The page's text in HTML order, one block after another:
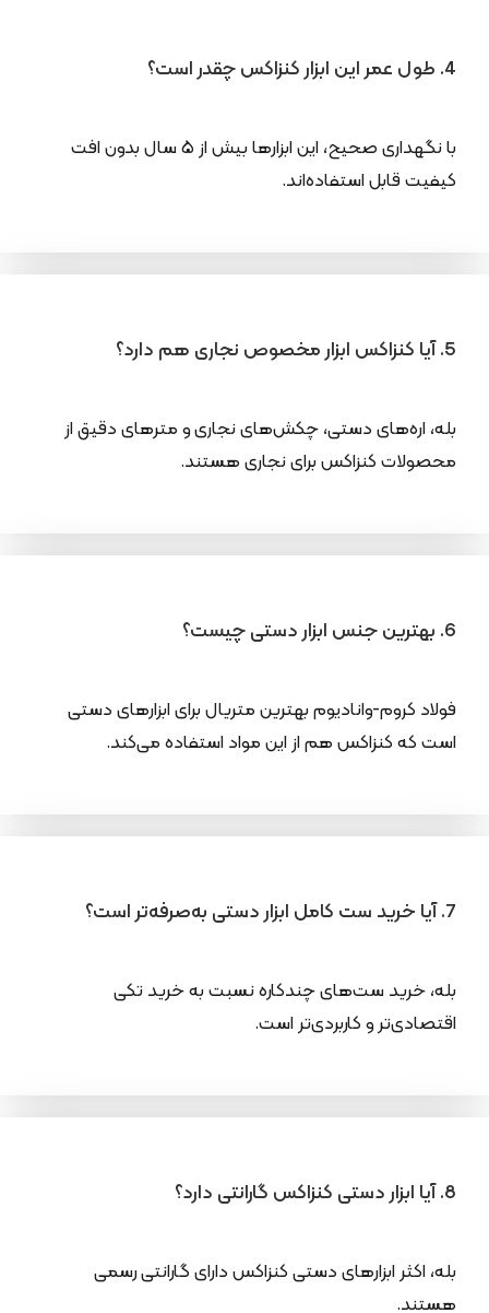
4. طول عمر این ابزار کنزاکس چقدر است؟
با نگهداری صحیح، این ابزارها بیش از ۵ سال بدون افت
کیفیت قابل استفاده‌اند.
5. آیا کنزاکس ابزار مخصوص نجاری هم دارد؟
بله، اره‌های دستی، چکش‌های نجاری و مترهای دقیق از
محصولات کنزاکس برای نجاری هستند.
6. بهترین جنس ابزار دستی چیست؟
فولاد کروم-وانادیوم بهترین متریال برای ابزارهای دستی
است که کنزاکس هم از این مواد استفاده می‌کند.
7. آیا خرید ست کامل ابزار دستی به‌صرفه‌تر است؟
بله، خرید ست‌های چندکاره نسبت به خرید تکی
اقتصادی‌تر و کاربردی‌تر است.
8. آیا ابزار دستی کنزاکس گارانتی دارد؟
بله، اکثر ابزارهای دستی کنزاکس دارای گارانتی رسمی
هستند.